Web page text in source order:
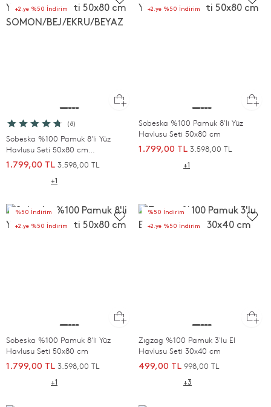
+2.ye %50 İndirim
(8)
Sobeska %100 Pamuk 8'li Yüz
Havlusu Seti 50x80 cm
SOMON/BEJ/EKRU/BEYAZ
1.799,00 TL 3.598,00 TL
+1
+2.ye %50 İndirim
Sobeska %100 Pamuk 8'li Yüz
Havlusu Seti 50x80 cm
1.799,00 TL 3.598,00 TL
+1
%50 İndirim
+2.ye %50 İndirim
Sobeska %100 Pamuk 8'li Yüz
Havlusu Seti 50x80 cm
1.799,00 TL 3.598,00 TL
+1
%50 İndirim
+2.ye %50 İndirim
Zıgzag %100 Pamuk 3'lu El
Havlusu Seti 30x40 cm
499,00 TL 998,00 TL
+3